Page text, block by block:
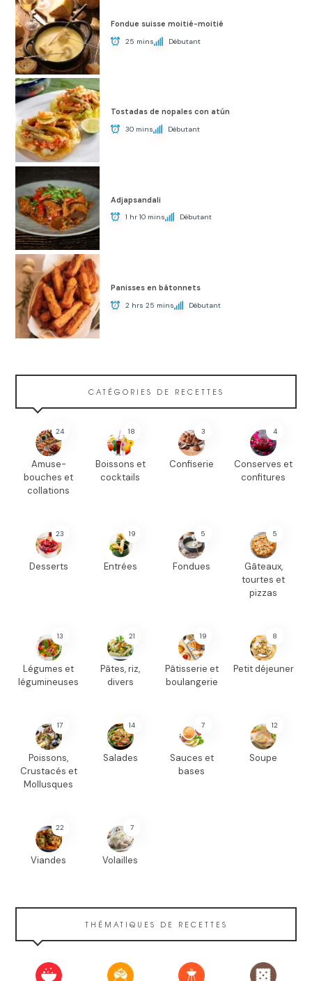
Fondue suisse moitié-moitié
25 mins Débutant
Tostadas de nopales con atún
30 mins Débutant
Adjapsandali
1 hr 10 mins Débutant
Panisses en bâtonnets
2 hrs 25 mins Débutant
CATÉGORIES DE RECETTES
24
Amuse-
bouches et
collations
18
Boissons et
cocktails
3
Confiserie
4
Conserves et
confitures
23
Desserts
19
Entrées
5
Fondues
5
Gâteaux,
tourtes et
pizzas
13
Légumes et
légumineuses
21
Pâtes, riz,
divers
19
Pâtisserie et
boulangerie
8
Petit déjeuner
17
Poissons,
Crustacés et
Mollusques
14
Salades
7
Sauces et
bases
12
Soupe
22
Viandes
7
Volailles
THÉMATIQUES DE RECETTES